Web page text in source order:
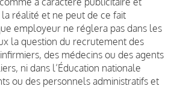
réalité et ne peut de ce fait
employeur ne réglera pas dans les
la question du recrutement des
des médecins ou des agents
ni dans l’Éducation nationale
ou des personnels administratifs et